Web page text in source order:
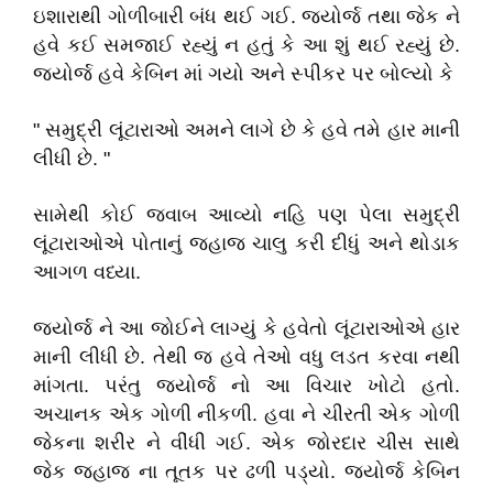
ઇશારાથી ગોળીબારી બંધ થઈ ગઈ. જ્યોર્જ તથા જેક ને
હવે કઈ સમજાઈ રહ્યું ન હતું કે આ શું થઈ રહ્યું છે.
જ્યોર્જ હવે કેબિન માં ગયો અને સ્પીકર પર બોલ્યો કે
" સમુદ્રી લૂંટારાઓ અમને લાગે છે કે હવે તમે હાર માની
લીધી છે. "
સામેથી કોઈ જવાબ આવ્યો નહિ પણ પેલા સમુદ્રી
લૂંટારાઓએ પોતાનું જહાજ ચાલુ કરી દીધું અને થોડાક
આગળ વધ્યા.
જ્યોર્જ ને આ જોઈને લાગ્યું કે હવેતો લૂંટારાઓએ હાર
માની લીધી છે. તેથી જ હવે તેઓ વધુ લડત કરવા નથી
માંગતા. પરંતુ જ્યોર્જ નો આ વિચાર ખોટો હતો.
અચાનક એક ગોળી નીકળી. હવા ને ચીરતી એક ગોળી
જેકના શરીર ને વીંધી ગઈ. એક જોરદાર ચીસ સાથે
જેક જહાજ ના તૂતક પર ઢળી પડ્યો. જ્યોર્જ કેબિન